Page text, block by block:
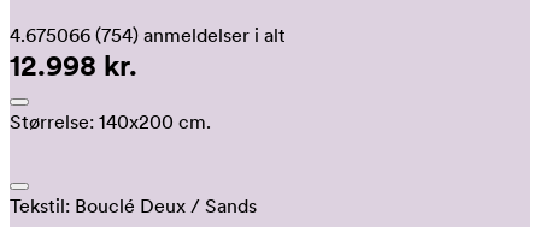
4.675066 (754) anmeldelser i alt
12.998 kr.
Størrelse: 140x200 cm.
Tekstil: Bouclé Deux / Sands